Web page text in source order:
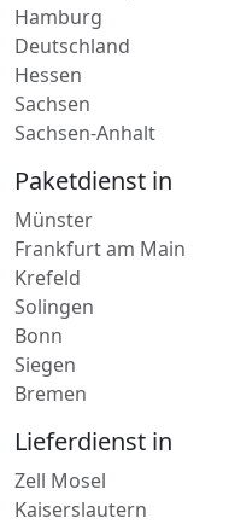
Hamburg
Deutschland
Hessen
Sachsen
Sachsen-Anhalt
Paketdienst in
Münster
Frankfurt am Main
Krefeld
Solingen
Bonn
Siegen
Bremen
Lieferdienst in
Zell Mosel
Kaiserslautern